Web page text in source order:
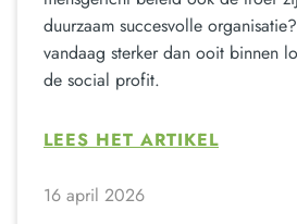
duurzaam succesvolle
vandaag sterker dan ooit binnen
de social profit.
LEES HET ARTIKEL
16 april 2026